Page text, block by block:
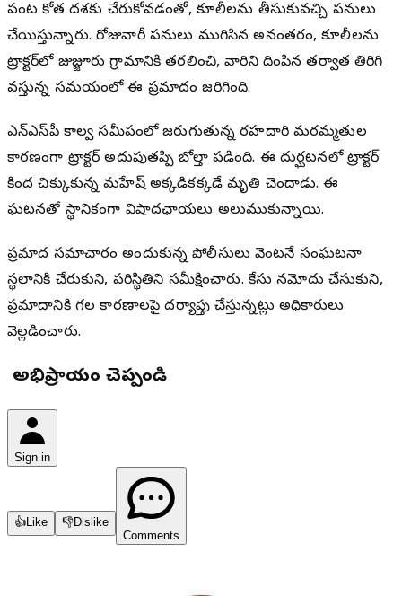
పంట కోత దశకు చేరుకోవడంతో, కూలీలను తీసుకువచ్చి పనులు
చేయిస్తున్నారు. రోజువారీ పనులు ముగిసిన అనంతరం, కూలీలను
ట్రాక్టర్‌లో జుజ్జూరు గ్రామానికి తరలించి, వారిని దింపిన తర్వాత తిరిగి
వస్తున్న సమయంలో ఈ ప్రమాదం జరిగింది.
ఎన్‌ఎస్‌పీ కాల్వ సమీపంలో జరుగుతున్న రహదారి మరమ్మతుల
కారణంగా ట్రాక్టర్ అదుపుతప్పి బోల్తా పడింది. ఈ దుర్ఘటనలో ట్రాక్టర్
కింద చిక్కుకున్న మహేష్ అక్కడికక్కడే మృతి చెందాడు. ఈ
ఘటనతో స్థానికంగా విషాదఛాయలు అలుముకున్నాయి.
ప్రమాద సమాచారం అందుకున్న పోలీసులు వెంటనే సంఘటనా
స్థలానికి చేరుకుని, పరిస్థితిని సమీక్షించారు. కేసు నమోదు చేసుకుని,
ప్రమాదానికి గల కారణాలపై దర్యాప్తు చేస్తున్నట్లు అధికారులు
వెల్లడించారు.
మీ అభిప్రాయం చెప్పండి
Sign in
👍Like 👎Dislike
Comments